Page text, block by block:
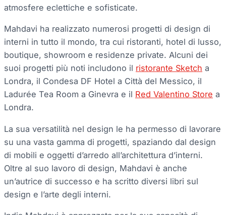
atmosfere eclettiche e sofisticate.
Mahdavi ha realizzato numerosi progetti di design di
interni in tutto il mondo, tra cui ristoranti, hotel di lusso,
boutique, showroom e residenze private. Alcuni dei
suoi progetti più noti includono il ristorante Sketch a
Londra, il Condesa DF Hotel a Città del Messico, il
Ladurée Tea Room a Ginevra e il Red Valentino Store a
Londra.
La sua versatilità nel design le ha permesso di lavorare
su una vasta gamma di progetti, spaziando dal design
di mobili e oggetti d’arredo all’architettura d’interni.
Oltre al suo lavoro di design, Mahdavi è anche
un’autrice di successo e ha scritto diversi libri sul
design e l’arte degli interni.